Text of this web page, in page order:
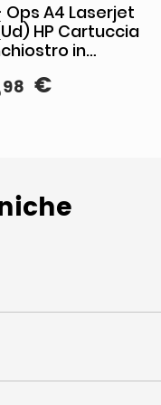
Ops A4 Laserjet
HP Cartuccia
in
304
98 €